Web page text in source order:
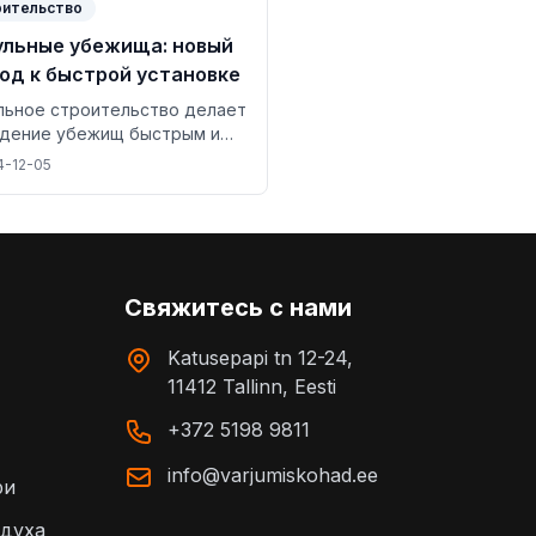
убежища: новый
к быстрой установке
строительство делает
убежищ быстрым и
позволяя
12-05
Свяжитесь с нами
Katusepapi tn 12-24,
11412 Tallinn, Eesti
+372 5198 9811
info@varjumiskohad.ee